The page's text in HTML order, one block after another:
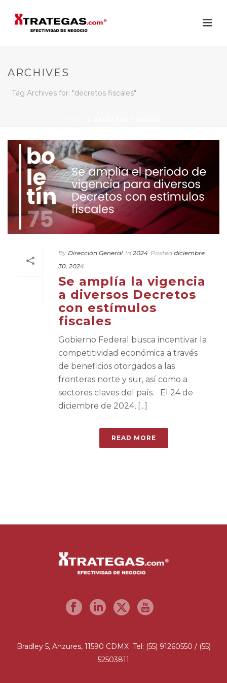
ARCHIVES
Tag Archives for: "decretos fiscales"
By Dirección General In 2024 Posted diciembre
30, 2024
Se amplía la vigencia
a diversos Decretos
con estímulos
fiscales
Gobierno Federal busca incentivar la
competitividad económica a través
de beneficios otorgados a las
fronteras norte y sur, así como a
sectores claves del país. El 24 de
diciembre de 2024, [...]
READ MORE
Bradley 5, Anzures, 11590 CDMX Tel: (55) 91260550 / (55)
52503811